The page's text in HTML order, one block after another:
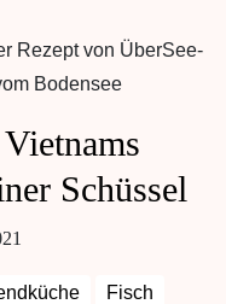
Schüssel
Fisch